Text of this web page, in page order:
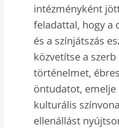
intézményként
feladattal, hogy a
és a színjátszás
közvetítse a szerb
történelmet,
öntudatot, emelje
kulturális
ellenállást